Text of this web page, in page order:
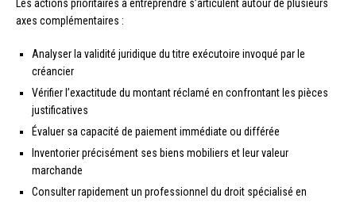
Les actions prioritaires à entreprendre s’articulent autour de plusieurs
axes complémentaires :
Analyser la validité juridique du titre exécutoire invoqué par le
créancier
Vérifier l’exactitude du montant réclamé en confrontant les pièces
justificatives
Évaluer sa capacité de paiement immédiate ou différée
Inventorier précisément ses biens mobiliers et leur valeur
marchande
Consulter rapidement un professionnel du droit spécialisé en